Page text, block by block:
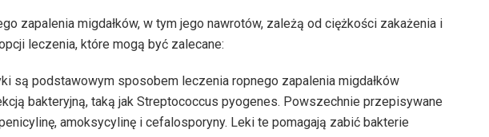
zapalenia migdałków, w tym jego nawrotów, zależą od ciężkości zakażenia i
leczenia, które mogą być zalecane:
są podstawowym sposobem leczenia ropnego zapalenia migdałków
bakteryjną, taką jak Streptococcus pyogenes. Powszechnie przepisywane
amoksycylinę i cefalosporyny. Leki te pomagają zabić bakterie